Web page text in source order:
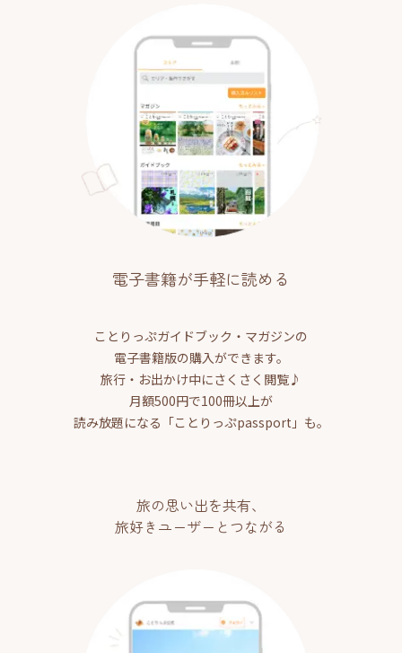
電子書籍が手軽に読める
ことりっぷガイドブック・マガジンの
電子書籍版の購入ができます。
旅行・お出かけ中にさくさく閲覧♪
月額500円で100冊以上が
読み放題になる「ことりっぷpassport」も。
旅の思い出を共有、
旅好きユーザーとつながる